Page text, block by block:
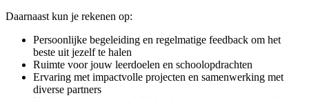
Daarnaast kun je rekenen op:
Persoonlijke begeleiding en regelmatige feedback om het
beste uit jezelf te halen
Ruimte voor jouw leerdoelen en schoolopdrachten
Ervaring met impactvolle projecten en samenwerking met
diverse partners